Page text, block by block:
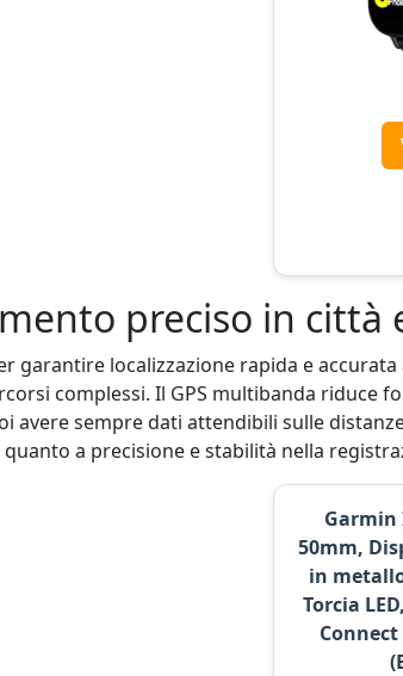
preciso in città
garantire localizzazione rapida e
complessi. Il GPS multibanda riduce
sempre dati attendibili sulle
a precisione e stabilità nella
50mm,
in
Torcia